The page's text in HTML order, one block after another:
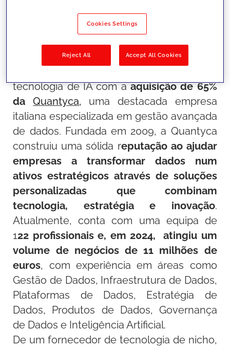
JAKALAcontinua a avançar na sua
tecnologia de IA com aaquisição de 65%
daQuantyca, uma destacada empresa
italiana especializada em gestão avançada
de dados. Fundada em 2009, a Quantyca
construiu uma sólida reputação ao ajudar
empresas a transformar dados num
ativos estratégicos através de soluções
personalizadas que combinam
tecnologia, estratégia e inovação.
Atualmente, conta com uma equipa de
122 profissionais e, em 2024, atingiu um
volume de negócios de 11 milhões de
euros, com experiência em áreas como
Gestão de Dados, Infraestrutura de Dados,
Plataformas de Dados, Estratégia de
Dados, Produtos de Dados, Governança
de Dados e Inteligência Artificial.
De um fornecedor de tecnologia de nicho,
Cookies Settings
Reject All Accept All Cookies